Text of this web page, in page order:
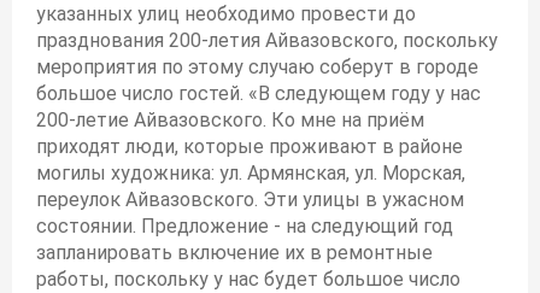
указанных улиц необходимо провести до
празднования 200-летия Айвазовского, поскольку
мероприятия по этому случаю соберут в городе
большое число гостей. «В следующем году у нас
200-летие Айвазовского. Ко мне на приём
приходят люди, которые проживают в районе
могилы художника: ул. Армянская, ул. Морская,
переулок Айвазовского. Эти улицы в ужасном
состоянии. Предложение - на следующий год
запланировать включение их в ремонтные
работы, поскольку у нас будет большое число